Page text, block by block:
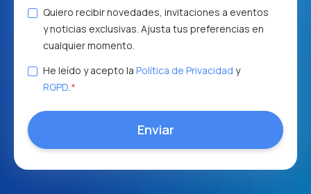
Quiero recibir novedades, invitaciones a eventos
y noticias exclusivas. Ajusta tus preferencias en
cualquier momento.
He leído y acepto la Política de Privacidad y
RGPD.*